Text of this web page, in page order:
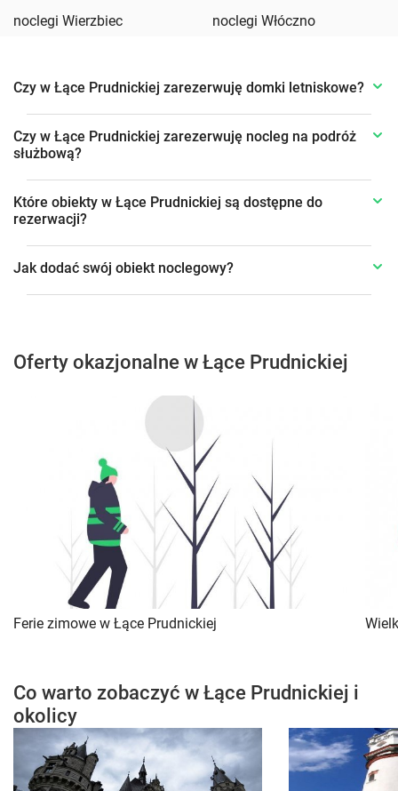
noclegi Wierzbiec
noclegi Włóczno
Czy w Łące Prudnickiej zarezerwuję domki letniskowe?
Czy w Łące Prudnickiej zarezerwuję nocleg na podróż
służbową?
Które obiekty w Łące Prudnickiej są dostępne do
rezerwacji?
Jak dodać swój obiekt noclegowy?
Oferty okazjonalne w Łące Prudnickiej
Ferie zimowe w Łące Prudnickiej
Co warto zobaczyć w Łące Prudnickiej i
okolicy